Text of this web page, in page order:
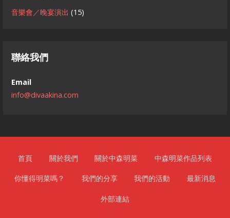
音樂會／晚宴演出 (15)
聯絡我們
Email
info@divaakina.com
首頁 關於我們 關於中森明菜 中森明菜作品列表
你懂得明菜嗎？ 我們的分享 我們的活動 最新消息
外部連結